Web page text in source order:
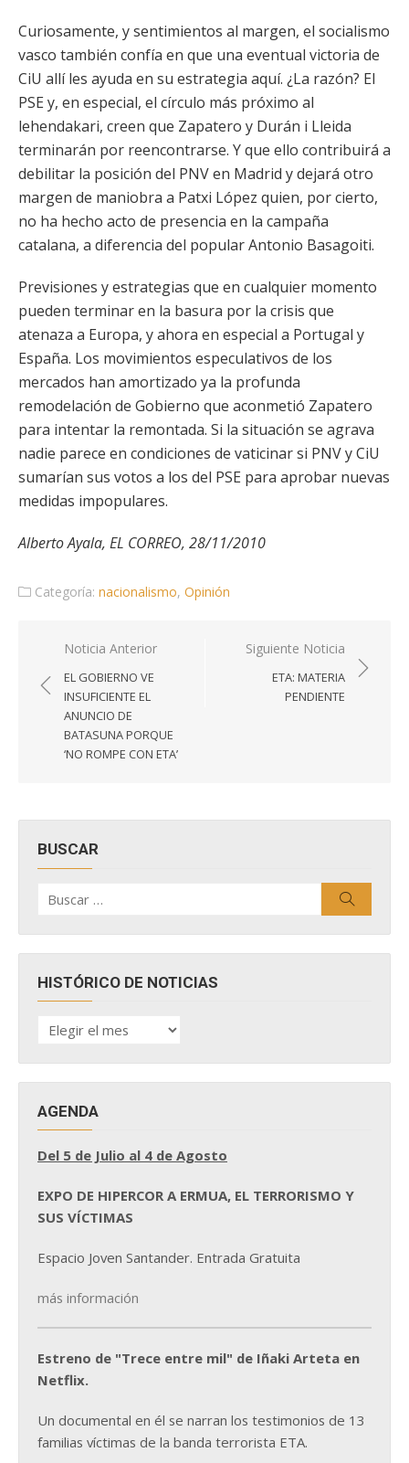
Curiosamente, y sentimientos al margen, el socialismo
vasco también confía en que una eventual victoria de
CiU allí les ayuda en su estrategia aquí. ¿La razón? El
PSE y, en especial, el círculo más próximo al
lehendakari, creen que Zapatero y Durán i Lleida
terminarán por reencontrarse. Y que ello contribuirá a
debilitar la posición del PNV en Madrid y dejará otro
margen de maniobra a Patxi López quien, por cierto,
no ha hecho acto de presencia en la campaña
catalana, a diferencia del popular Antonio Basagoiti.
Previsiones y estrategias que en cualquier momento
pueden terminar en la basura por la crisis que
atenaza a Europa, y ahora en especial a Portugal y
España. Los movimientos especulativos de los
mercados han amortizado ya la profunda
remodelación de Gobierno que aconmetió Zapatero
para intentar la remontada. Si la situación se agrava
nadie parece en condiciones de vaticinar si PNV y CiU
sumarían sus votos a los del PSE para aprobar nuevas
medidas impopulares.
Alberto Ayala, EL CORREO, 28/11/2010
Categoría: nacionalismo, Opinión
Navegación
de
entradas
Noticia Anterior
EL GOBIERNO VE
INSUFICIENTE EL
ANUNCIO DE
BATASUNA PORQUE
‘NO ROMPE CON ETA’
Siguiente Noticia
ETA: MATERIA
PENDIENTE
BUSCAR
por:
HISTÓRICO DE NOTICIAS
HISTÓRICO
DE
AGENDA
Del 5 de Julio al 4 de Agosto
EXPO DE HIPERCOR A ERMUA, EL TERRORISMO Y
SUS VÍCTIMAS
Espacio Joven Santander. Entrada Gratuita
más información
Estreno de "Trece entre mil" de Iñaki Arteta en
Netflix.
Un documental en él se narran los testimonios de 13
familias víctimas de la banda terrorista ETA.